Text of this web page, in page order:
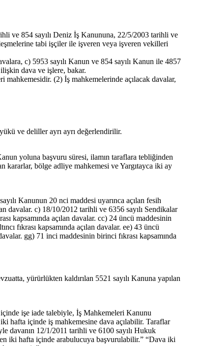
ve 854 sayılı Deniz İş Kanununa, 22/5/2003 tarihli ve
tabi işçiler ile işveren veya işveren vekilleri
c) 5953 sayılı Kanun ve 854 sayılı Kanun ile 4857
dava ve işlere, bakar.
(2) İş mahkemelerinde açılacak davalar,
ve deliller ayrı ayrı değerlendirilir.
yoluna başvuru süresi, ilamın taraflara tebliğinden
kararlar, bölge adliye mahkemesi ve Yargıtayca iki ay
Kanunun 20 nci maddesi uyarınca açılan fesih
davalar. c) 18/10/2012 tarihli ve 6356 sayılı Sendikalar
kapsamında açılan davalar. cc) 24 üncü maddesinin
fıkrası kapsamında açılan davalar. ee) 43 üncü
gg) 71 inci maddesinin birinci fıkrası kapsamında
yürürlükten kaldırılan 5521 sayılı Kanuna yapılan
işe iade talebiyle, İş Mahkemeleri Kanunu
hafta içinde iş mahkemesine dava açılabilir. Taraflar
davanın 12/1/2011 tarihli ve 6100 sayılı Hukuk
iki hafta içinde arabulucuya başvurulabilir.” “Dava iki